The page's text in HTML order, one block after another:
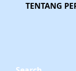
TENTANG